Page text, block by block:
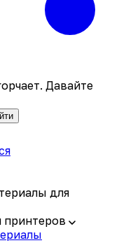
Давайте
для